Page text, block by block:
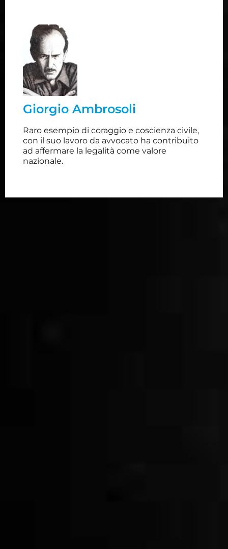
Giorgio Ambrosoli
Raro esempio di coraggio e coscienza civile,
con il suo lavoro da avvocato ha contribuito
ad affermare la legalità come valore
nazionale.
Avvocato milanese, fu assassinato da un sicario
ingaggiato dal banchiere Michele Sidona, sulle
cui attività illegali stava indagando, nell'ambito
dell'incarico di Commissario liquidatore della
Banca Privata Italiana. Nonostante le forti
pressioni politiche e le minacce, Ambrosoli,
consapevole dei rischi che correva, portò a
temine l'inchiesta.